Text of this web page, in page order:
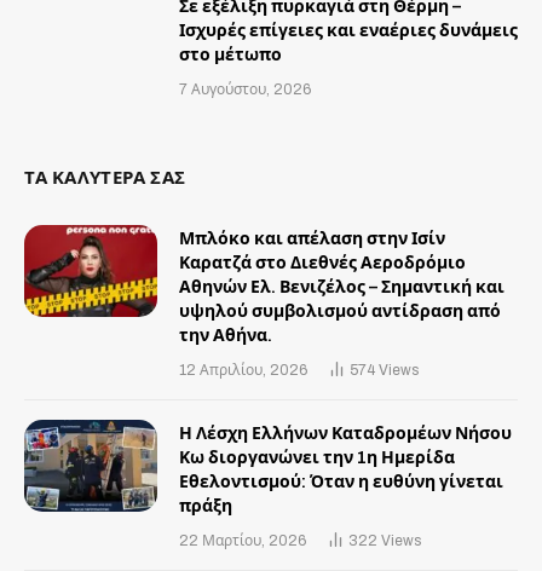
Σε εξέλιξη πυρκαγιά στη Θέρμη –
Ισχυρές επίγειες και εναέριες δυνάμεις
στο μέτωπο
7 Αυγούστου, 2026
ΤΑ ΚΑΛΥΤΕΡΑ ΣΑΣ
Μπλόκο και απέλαση στην Ισίν
Καρατζά στο Διεθνές Αεροδρόμιο
Αθηνών Ελ. Βενιζέλος – Σημαντική και
υψηλού συμβολισμού αντίδραση από
την Αθήνα.
12 Απριλίου, 2026 574 Views
Η Λέσχη Ελλήνων Καταδρομέων Νήσου
Κω διοργανώνει την 1η Ημερίδα
Εθελοντισμού: Όταν η ευθύνη γίνεται
πράξη
22 Μαρτίου, 2026 322 Views